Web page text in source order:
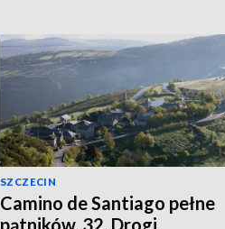
SZCZECIN
Camino de Santiago pełne
pątników. 32. Drogi